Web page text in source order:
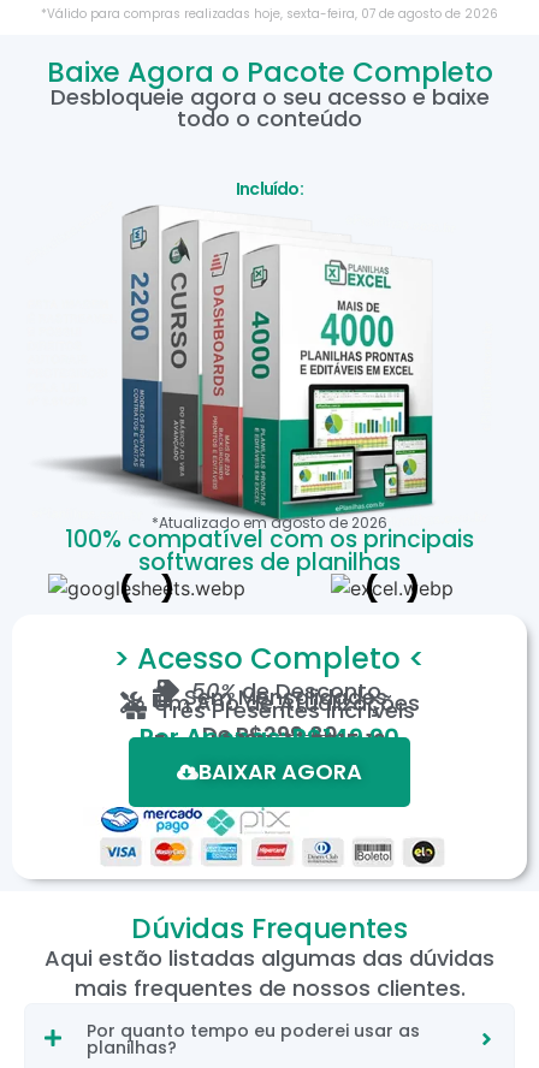
*Válido para compras realizadas hoje, sexta-feira, 07 de agosto de 2026
Baixe Agora o Pacote Completo
Desbloqueie agora o seu acesso e baixe
todo o conteúdo
Incluído:
*Atualizado emagostode 2026
100% compatível com os principais
softwares de planilhas
> Acesso Completo <
50%de Desconto
Sem Mensalidades
Um Ano de Atualizações
Três Presentes Incríveis
DeR$299,80
Por Apenas: R$149,90
Em até 12X de R$15,19
*Oferta válida por tempo limitado.
BAIXAR AGORA
Dúvidas Frequentes
Aqui estão listadas algumas das dúvidas
mais frequentes de nossos clientes.
Por quanto tempo eu poderei usar as
planilhas?